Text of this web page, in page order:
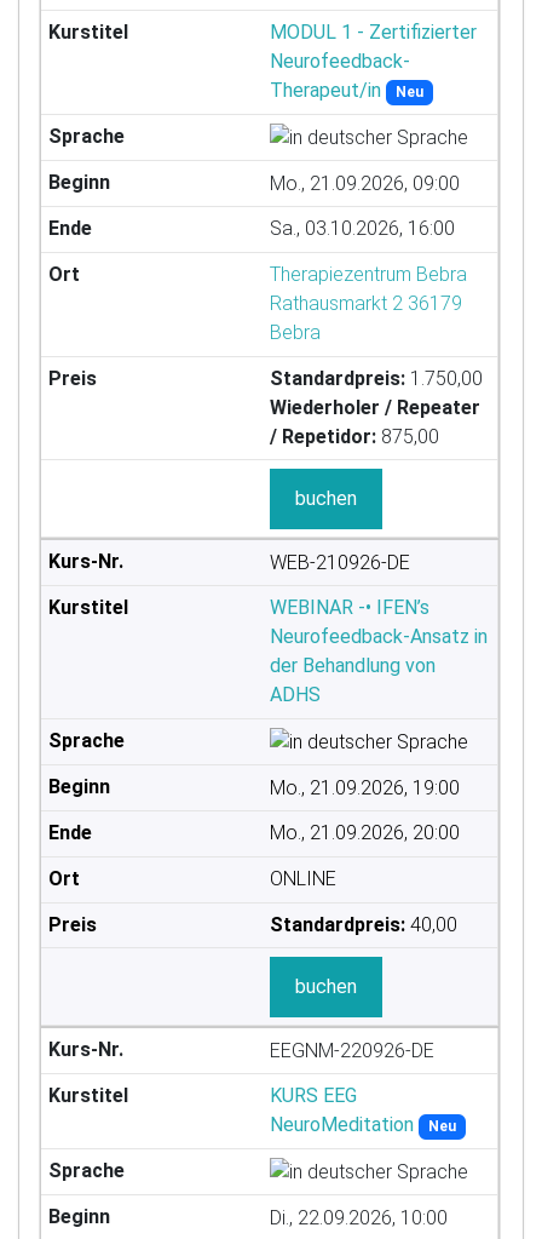
MODUL 1 - Zertifizierter
Neurofeedback-
Therapeut/in
Neu
Mo., 21.09.2026, 09:00
Sa., 03.10.2026, 16:00
Therapiezentrum Bebra
Rathausmarkt 2 36179
Bebra
Standardpreis: 1.750,00
Wiederholer / Repeater
/ Repetidor: 875,00
buchen
WEB-210926-DE
WEBINAR -• IFEN’s
Neurofeedback-Ansatz in
der Behandlung von
ADHS
Mo., 21.09.2026, 19:00
Mo., 21.09.2026, 20:00
ONLINE
Standardpreis: 40,00
buchen
EEGNM-220926-DE
KURS EEG
NeuroMeditation
Neu
Di., 22.09.2026, 10:00